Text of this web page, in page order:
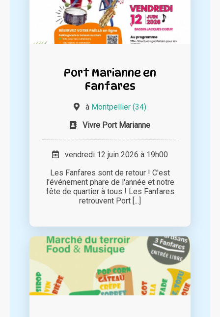
Port Marianne en
Fanfares
à Montpellier (34)
Vivre Port Marianne
vendredi 12 juin 2026 à 19h00
Les Fanfares sont de retour ! C'est
l'événement phare de l'année et notre
fête de quartier à tous ! Les Fanfares
retrouvent Port [...]